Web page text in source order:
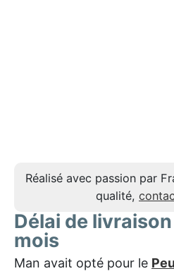
Réalisé avec passion par
qualité,
Délai de
mois
Man avait opté pour le